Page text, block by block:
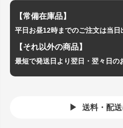
【常備在庫品】
平日お昼12時までのご注文は当日
【それ以外の商品】
最短で発送日より翌日・翌々日の
送料・配